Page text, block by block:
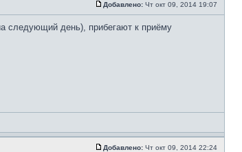
Добавлено: Чт окт 09, 2014 19:07
следующий день), прибегают к приёму
Добавлено: Чт окт 09, 2014 22:24